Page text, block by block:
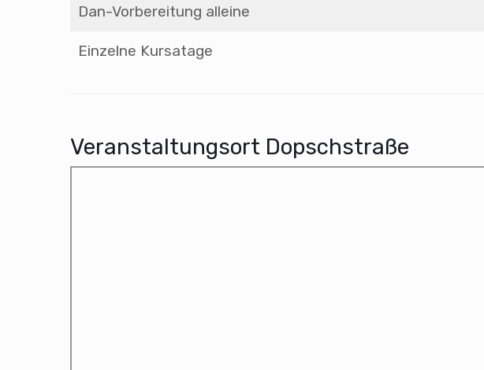
Dan-Vorbereitung alleine
Einzelne Kursatage
Veranstaltungsort Dopschstraße